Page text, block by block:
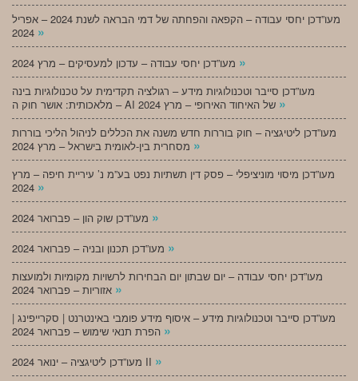
מעו”דכן יחסי עבודה – הקפאה והפחתה של דמי הבראה לשנת 2024 – אפריל
»
»
מעו”דכן סייבר וטכנולוגיות מידע – רגולציה תקדימית על טכנולוגיות בינה
»
מעו”דכן ליטיגציה – חוק בוררות חדש משנה את הכללים לניהול הליכי בוררות
»
מעו”דכן מיסוי מוניציפלי – פסק דין תשתיות נפט בע”מ נ’ עיריית חיפה – מרץ
»
»
»
מעו”דכן יחסי עבודה – יום שבתון יום הבחירות לרשויות מקומיות ולמועצות
»
מעו”דכן סייבר וטכנולוגיות מידע – איסוף מידע פומבי באינטרנט | סקרייפינג |
»
מעו”דכן ליטיגציה – ינואר 2024 II »